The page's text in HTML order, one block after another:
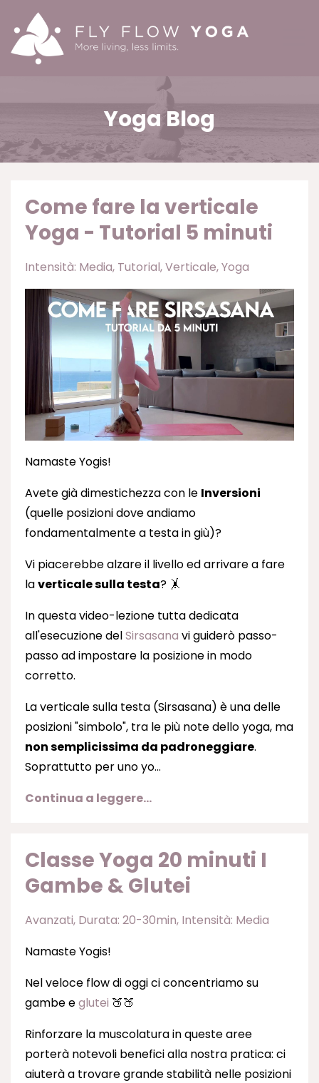
Yoga Blog
Come fare la verticale
Yoga - Tutorial 5 minuti
Intensità: Media Tutorial Verticale Yoga
Namaste Yogis!
Avete già dimestichezza con le Inversioni
(quelle posizioni dove andiamo
fondamentalmente a testa in giù)?
Vi piacerebbe alzare il livello ed arrivare a fare
laverticale sulla testa? 🤸‍
In questa video-lezione tutta dedicata
all'esecuzione delSirsasana vi guiderò passo-
passo ad impostare la posizione in modo
corretto.
La verticale sulla testa (Sirsasana) è una delle
posizioni "simbolo", tra le più note dello yoga, ma
non semplicissima da padroneggiare.
Soprattutto per uno yo...
Continua a leggere...
Classe Yoga 20 minuti I
Gambe & Glutei
Avanzati Durata: 20-30min Intensità: Media
Namaste Yogis!
Nel veloce flow di oggi ci concentriamo su
gambe eglutei 🍑🍑
Rinforzare la muscolatura in queste aree
porterà notevoli benefici alla nostra pratica: ci
aiuterà a trovare grande stabilità nelle posizioni